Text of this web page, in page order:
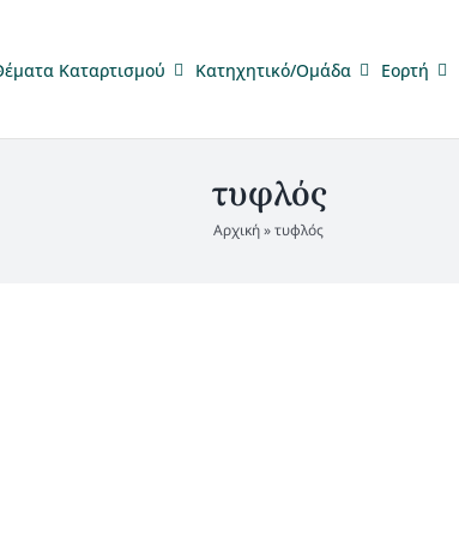
Καταρτισμού Κατηχητικό/Ομάδα Eορτή
τυφλός
Αρχική»τυφλός